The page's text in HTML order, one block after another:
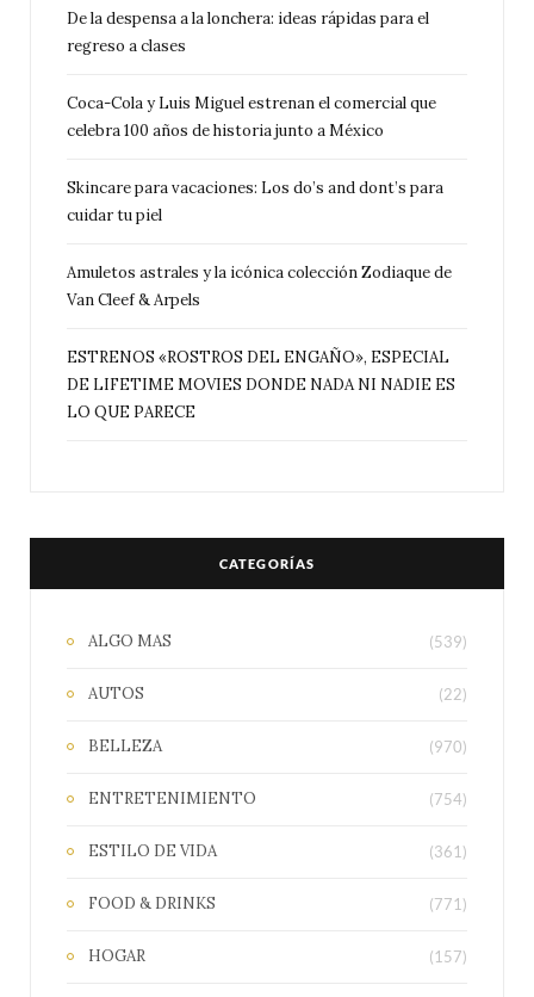
De la despensa a la lonchera: ideas rápidas para el
regreso a clases
Coca-Cola y Luis Miguel estrenan el comercial que
celebra 100 años de historia junto a México
Skincare para vacaciones: Los do’s and dont’s para
cuidar tu piel
Amuletos astrales y la icónica colección Zodiaque de
Van Cleef & Arpels
ESTRENOS «ROSTROS DEL ENGAÑO», ESPECIAL
DE LIFETIME MOVIES DONDE NADA NI NADIE ES
LO QUE PARECE
CATEGORÍAS
ALGO MAS (539)
AUTOS (22)
BELLEZA (970)
ENTRETENIMIENTO (754)
ESTILO DE VIDA (361)
FOOD & DRINKS (771)
HOGAR (157)